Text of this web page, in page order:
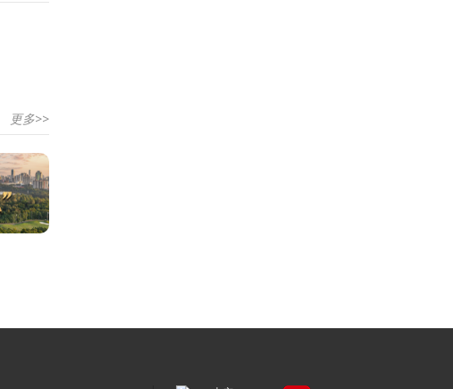
更多>>